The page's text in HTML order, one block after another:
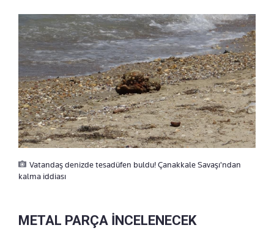
Vatandaş denizde tesadüfen buldu! Çanakkale Savaşı'ndan
kalma iddiası
METAL PARÇA İNCELENECEK